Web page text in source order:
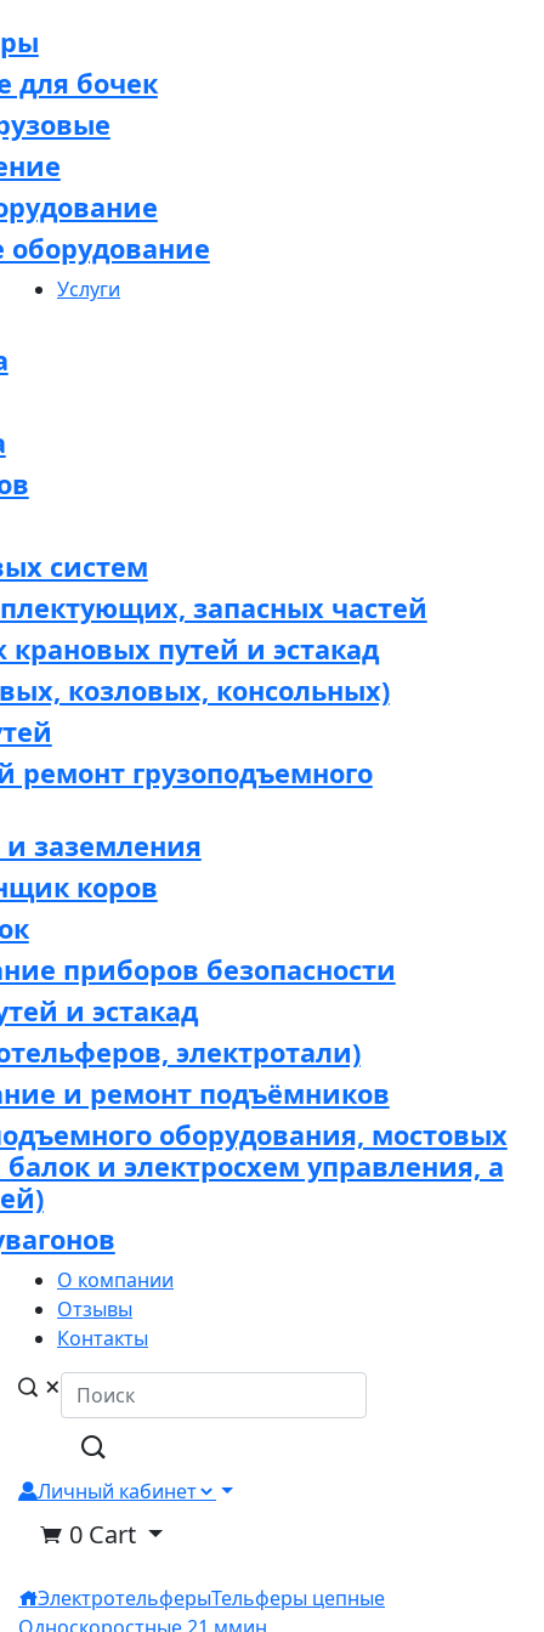
для бочек
оборудование
Услуги
систем
запасных частей
путей и эстакад
козловых, консольных)
грузоподъемного
заземления
коров
приборов безопасности
и эстакад
электротали)
и ремонт подъёмников
оборудования, мостовых
и электросхем управления, а
О компании
Отзывы
Контакты
Личный кабинет
0 Cart
ЭлектротельферыТельферы цепные